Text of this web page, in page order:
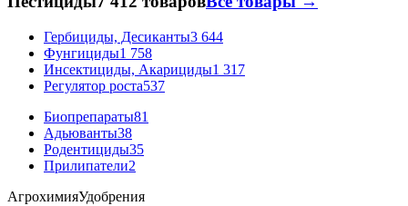
Гербициды, Десиканты3 644
Фунгициды1 758
Инсектициды, Акарициды1 317
Регулятор роста537
Биопрепараты81
Адьюванты38
Родентициды35
Прилипатели2
АгрохимияУдобрения